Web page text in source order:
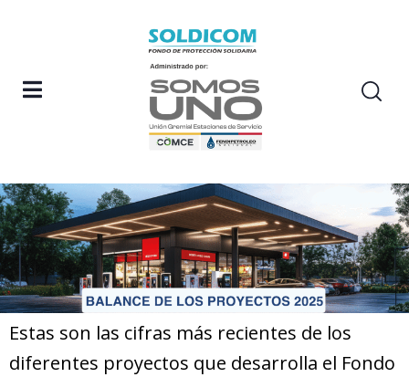
Estas son las cifras más recientes de los
diferentes proyectos que desarrolla el Fondo